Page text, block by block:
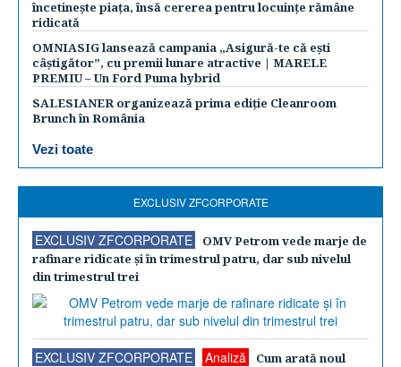
încetinește piața, însă cererea pentru locuințe rămâne
ridicată
OMNIASIG lansează campania „Asigură-te că ești
câștigător”, cu premii lunare atractive | MARELE
PREMIU – Un Ford Puma hybrid
SALESIANER organizează prima ediție Cleanroom
Brunch în România
Vezi toate
EXCLUSIV ZFCORPORATE
EXCLUSIV ZFCORPORATE
OMV Petrom vede marje de
rafinare ridicate şi în trimestrul patru, dar sub nivelul
din trimestrul trei
EXCLUSIV ZFCORPORATE Analiză
Cum arată noul